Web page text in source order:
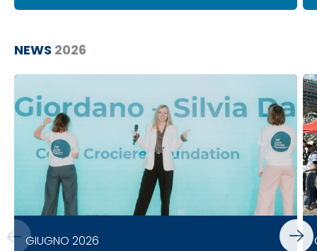
NEWS 2026
GIUGNO 2026